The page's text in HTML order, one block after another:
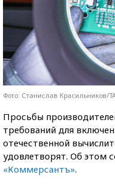
Фото: Станислав Красильников/
Просьбы
требований для
отечественной
удовлетворят. Об этом
«Коммерсантъ».